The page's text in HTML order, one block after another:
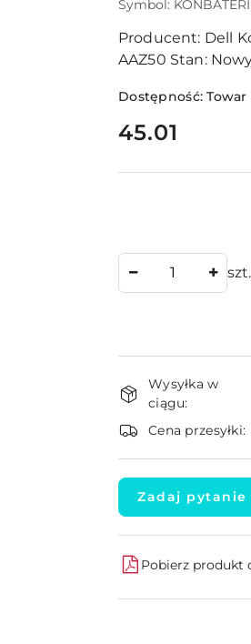
Symbol:
Producent: Dell
AAZ50 Stan:
Dostępność:
cena:
45.01
szt.
Dostępność
i
dostawa
Wysyłka w
ciągu:
Cena przesyłki:
Zadaj pytanie
Pobierz produkt